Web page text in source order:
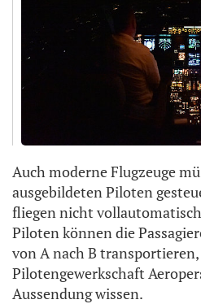
Auch moderne Flugzeuge
ausgebildeten Piloten
fliegen nicht
Piloten können die
von A nach B
Pilotengewerkschaft
Aussendung wissen.